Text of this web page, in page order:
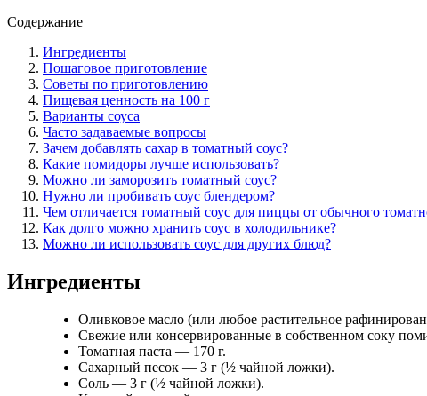
Содержание
Ингредиенты
Пошаговое приготовление
Советы по приготовлению
Пищевая ценность на 100 г
Варианты соуса
Часто задаваемые вопросы
Зачем добавлять сахар в томатный соус?
Какие помидоры лучше использовать?
Можно ли заморозить томатный соус?
Нужно ли пробивать соус блендером?
Чем отличается томатный соус для пиццы от обычного
Как долго можно хранить соус в холодильнике?
Можно ли использовать соус для других блюд?
Ингредиенты
Оливковое масло (или любое растительное
Свежие или консервированные в собственном соку
Томатная паста — 170 г.
Сахарный песок — 3 г (½ чайной ложки).
Соль — 3 г (½ чайной ложки).